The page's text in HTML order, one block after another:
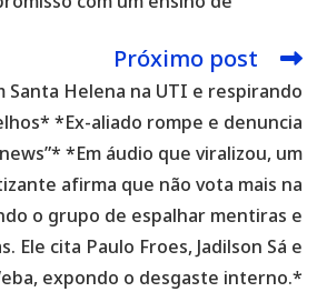
Próximo post
Santa Helena na UTI e respirando
*Ex-aliado rompe e denuncia
*Em áudio que viralizou, um
afirma que não vota mais na
o grupo de espalhar mentiras e
Ele cita Paulo Froes, Jadilson Sá e
expondo o desgaste interno.*